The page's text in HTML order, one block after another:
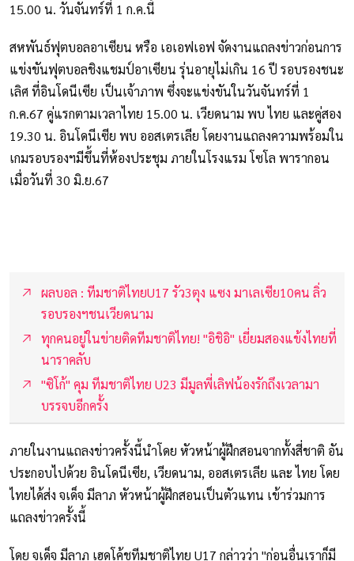
15.00 น. วันจันทร์ที่ 1 ก.ค.นี้
สหพันธ์ฟุตบอลอาเซียน หรือ เอเอฟเอฟ จัดงานแถลงข่าวก่อนการ
แข่งขันฟุตบอลชิงแชมป์อาเซียน รุ่นอายุไม่เกิน 16 ปี รอบรองชนะ
เลิศ ที่อินโดนีเซีย เป็นเจ้าภาพ ซึ่งจะแข่งขันในวันจันทร์ที่ 1
ก.ค.67 คู่แรกตามเวลาไทย 15.00 น. เวียดนาม พบ ไทย และคู่สอง
19.30 น. อินโดนีเซีย พบ ออสเตรเลีย โดยงานแถลงความพร้อมใน
เกมรอบรองฯมีขึ้นที่ห้องประชุม ภายในโรงแรม โซโล พารากอน
เมื่อวันที่ 30 มิ.ย.67
ผลบอล : ทีมชาติไทยU17 รัว3ตุง แซง มาเลเซีย10คน ลิ่ว
รอบรองฯชนเวียดนาม
ทุกคนอยู่ในข่ายติดทีมชาติไทย! "อิชิอิ" เยี่ยมสองแข้งไทยที่
นาราคลับ
"ซิโก้" คุม ทีมชาติไทย U23 มีมูลพี่เลิฟน้องรักถึงเวลามา
บรรจบอีกครั้ง
ภายในงานแถลงข่าวครั้งนี้นำโดย หัวหน้าผู้ฝึกสอนจากทั้งสี่ชาติ อัน
ประกอบไปด้วย อินโดนีเซีย, เวียดนาม, ออสเตรเลีย และ ไทย โดย
ไทยได้ส่ง จเด็จ มีลาภ หัวหน้าผู้ฝึกสอนเป็นตัวแทน เข้าร่วมการ
แถลงข่าวครั้งนี้
โดย จเด็จ มีลาภ เฮดโค้ชทีมชาติไทย U17 กล่าวว่า "ก่อนอื่นเราก็มี